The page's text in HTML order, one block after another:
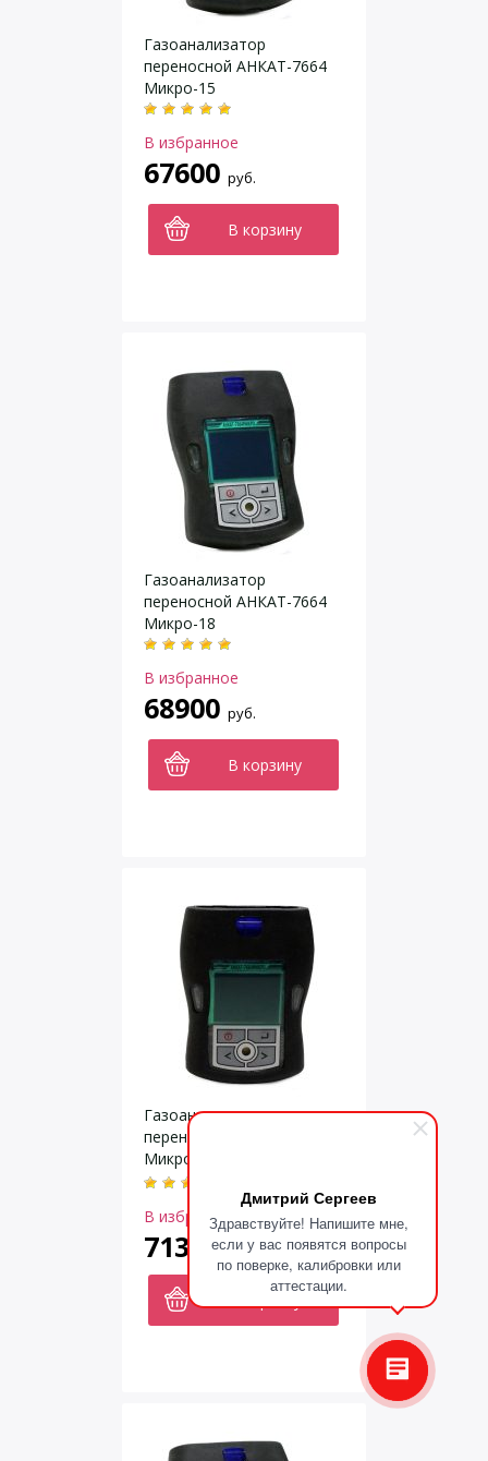
Дмитрий Сергеев
Здравствуйте! Напишите мне,
если у вас появятся вопросы
по поверке, калибровки или
аттестации.
Газоанализатор
переносной АНКАТ-7664
Микро-15
В избранное
67600 руб.
В корзину
Газоанализатор
переносной АНКАТ-7664
Микро-18
В избранное
68900 руб.
В корзину
Газоанализатор
переносной АНКАТ-7664
Микро-07 на 3 газа на
выбор
В избранное
71300 руб.